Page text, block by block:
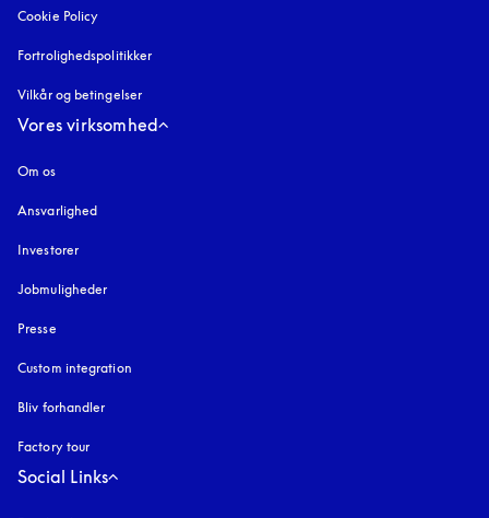
Cookie Policy
Fortrolighedspolitikker
Vilkår og betingelser
Vores virksomhed
Om os
Ansvarlighed
Investorer
Jobmuligheder
Presse
Custom integration
Bliv forhandler
Factory tour
Social Links